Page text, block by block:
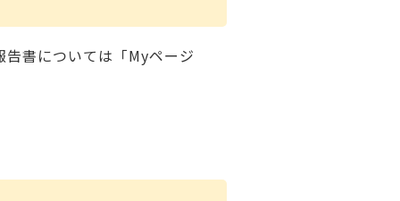
書については「Myページ